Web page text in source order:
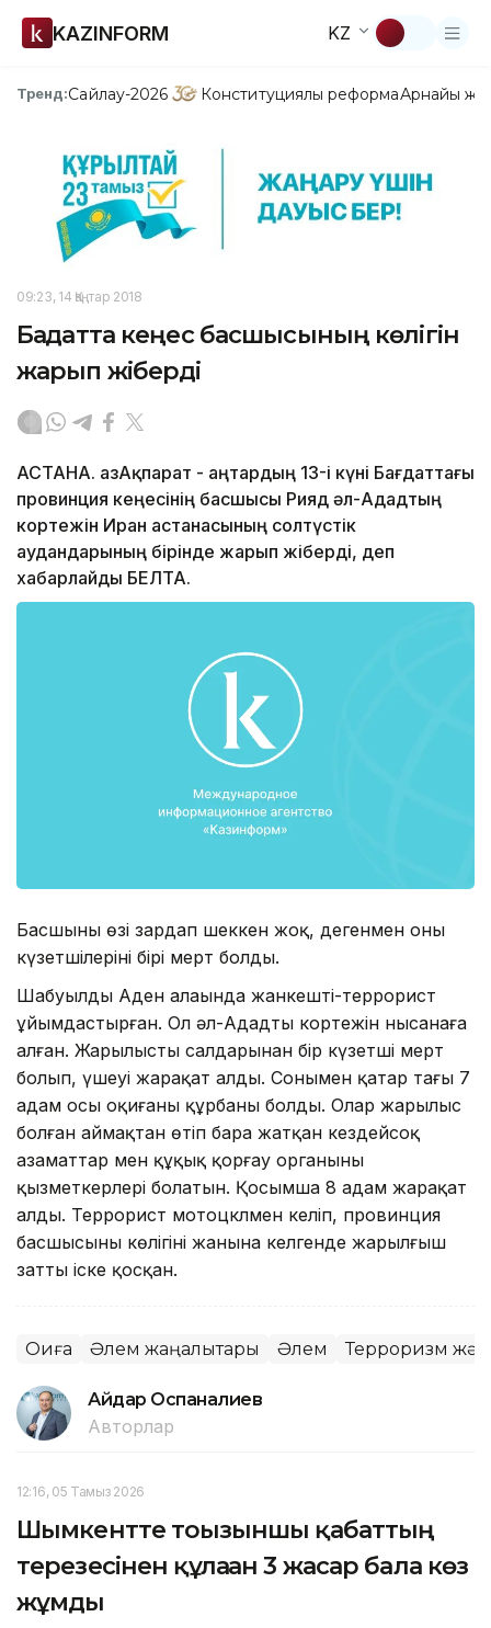
KAZINFORM KZ
Тренд:Сайлау-2026 Конституциялық реформаАрнайы
09:23, 14 Қаңтар 2018
Бағдатта кеңес басшысының көлігін
жарып жіберді
АСТАНА. ҚазАқпарат - Қаңтардың 13-і күні Бағдаттағы
провинция кеңесінің басшысы Рияд әл-Ададтың
кортежін Иран астанасының солтүстік
аудандарының бірінде жарып жіберді, деп
хабарлайды БЕЛТА.
Басшының өзі зардап шеккен жоқ, дегенмен оның
күзетшілерінің бірі мерт болды.
Шабуылды Аден алаңында жанкешті-террорист
ұйымдастырған. Ол әл-Ададтың кортежін нысанаға
алған. Жарылыстың салдарынан бір күзетші мерт
болып, үшеуі жарақат алды. Сонымен қатар тағы 7
адам осы оқиғаның құрбаны болды. Олар жарылыс
болған аймақтан өтіп бара жатқан кездейсоқ
азаматтар мен құқық қорғау органының
қызметкерлері болатын. Қосымша 8 адам жарақат
алды. Террорист мотоцклмен келіп, провинция
басшысының көлігінің жанына келгенде жарылғыш
затты іске қосқан.
Оқиға Әлем жаңалықтары Әлем Терроризм
Айдар Оспаналиев
Авторлар
12:16, 05 Тамыз 2026
Шымкентте тоғызыншы қабаттың
терезесінен құлаған 3 жасар бала көз
жұмды